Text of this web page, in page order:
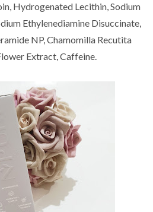
Hydrogenated Lecithin, Sodium
Ethylenediamine Disuccinate,
NP, Chamomilla Recutita
Extract, Caffeine.